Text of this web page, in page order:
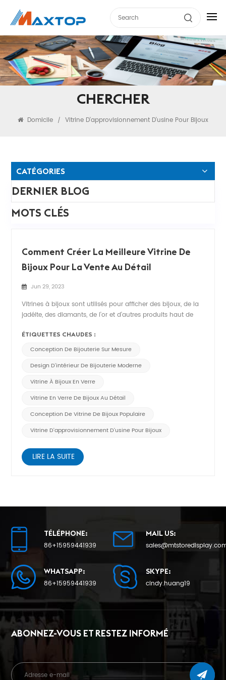
CHERCHER
Domicile / Vitrine D'approvisionnement D'usine Pour Bijoux
CATÉGORIES
DERNIER BLOG
MOTS CLÉS
Comment Créer La Meilleure Vitrine De
Bijoux Pour La Vente Au Détail
Jun 29, 2023
Vitrines à bijoux sont utilisés pour afficher des bijoux, de la
jadéite, des diamants, de l'or et d'autres produits haut de
les détails. De nombreux facteurs doivent être pris en
compte dans la conception des bijouteriesCela nécessite
ÉTIQUETTES CHAUDES :
Conception De Bijouterie Sur Mesure
Design D'intérieur De Bijouterie Moderne
Vitrine À Bijoux En Verre
Vitrine En Verre De Bijoux Au Détail
Conception De Vitrine De Bijoux Populaire
Vitrine D'approvisionnement D'usine Pour Bijoux
LIRE LA SUITE
TÉLÉPHONE:
86+15959441939
MAIL US:
WHATSAPP:
86+15959441939
SKYPE:
cindy.huang19
ABONNEZ-VOUS ET RESTEZ INFORMÉ